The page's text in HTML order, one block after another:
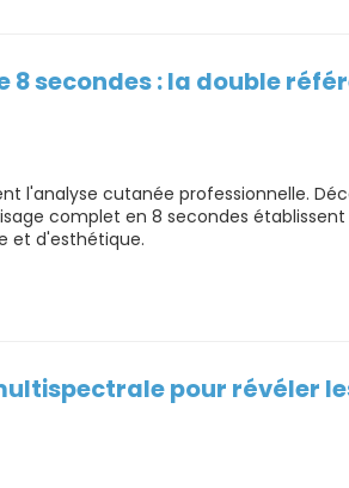
8 secondes : la double
l'analyse cutanée professionnelle.
complet en 8 secondes
et d'esthétique.
pour révéler